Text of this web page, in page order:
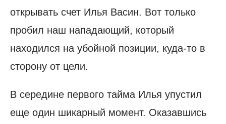
открывать счет Илья Васин. Вот только
пробил наш нападающий, который
находился на убойной позиции, куда-то в
сторону от цели.
В середине первого тайма Илья упустил
еще один шикарный момент. Оказавшись